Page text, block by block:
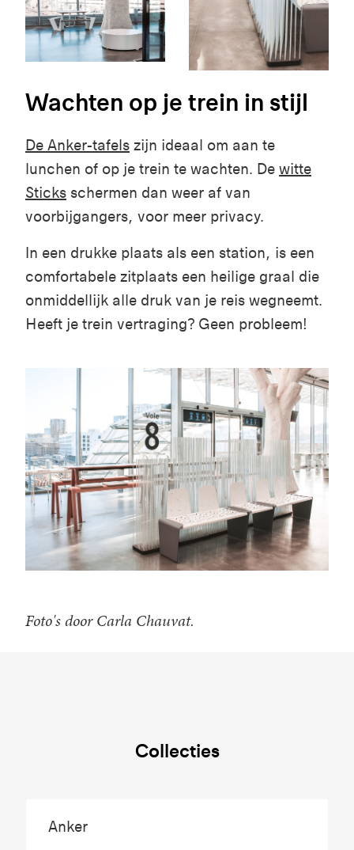
Wachten op je trein in stijl
De Anker-tafels zijn ideaal om aan te
lunchen of op je trein te wachten. De witte
Sticks schermen dan weer af van
voorbijgangers, voor meer privacy.
In een drukke plaats als een station, is een
comfortabele zitplaats een heilige graal die
onmiddellijk alle druk van je reis wegneemt.
Heeft je trein vertraging? Geen probleem!
Foto's door Carla Chauvat.
Collecties
Anker